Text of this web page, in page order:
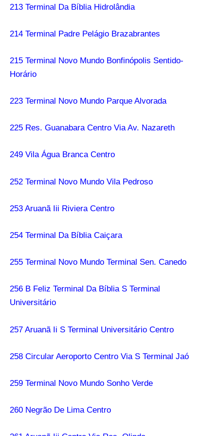
213 Terminal Da Bíblia Hidrolândia
214 Terminal Padre Pelágio Brazabrantes
215 Terminal Novo Mundo Bonfinópolis Sentido-
Horário
223 Terminal Novo Mundo Parque Alvorada
225 Res. Guanabara Centro Via Av. Nazareth
249 Vila Água Branca Centro
252 Terminal Novo Mundo Vila Pedroso
253 Aruanã Iii Riviera Centro
254 Terminal Da Bíblia Caiçara
255 Terminal Novo Mundo Terminal Sen. Canedo
256 B Feliz Terminal Da Bíblia S Terminal
Universitário
257 Aruanã Ii S Terminal Universitário Centro
258 Circular Aeroporto Centro Via S Terminal Jaó
259 Terminal Novo Mundo Sonho Verde
260 Negrão De Lima Centro